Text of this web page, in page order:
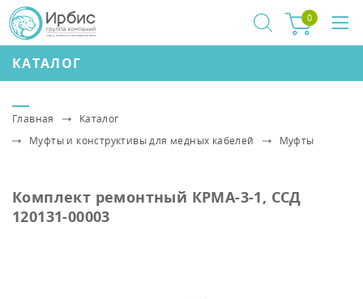
КАТАЛОГ
0
Главная
Каталог
Муфты и конструктивы для медных кабелей
Муфты
Комплект ремонтный КРМА-3-1, ССД
120131-00003